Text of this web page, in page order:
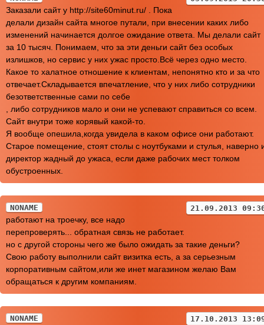
Заказали сайт у http://site60minut.ru/ . Пока
делали дизайн сайта многое путали, при внесении каких либо
изменений начинается долгое ожидание ответа. Мы делали сайт
за 10 тысяч. Понимаем, что за эти деньги сайт без особых
излишков, но сервис у них ужас просто.Всё через одно место.
Какое то халатное отношение к клиентам, непонятно кто и за что
отвечает.Складывается впечатление, что у них либо сотрудники
безответственные сами по себе
, либо сотрудников мало и они не успевают справиться со всем.
Сайт внутри тоже корявый какой-то.
Я вообще опешила,когда увидела в каком офисе они работают.
Старое помещение, стоят столы с ноутбуками и стулья, наверно
директор жадный до ужаса, если даже рабочих мест толком
обустроенных.
NONAME 21.09.2013
работают на троечку, все надо
перепроверять... обратная связь не работает.
но с другой стороны чего же было ожидать за такие деньги?
Свою работу выполнили сайт визитка есть, а за серьезным
корпоративным сайтом,или же инет магазином желаю Вам
обращаться к другим компаниям.
NONAME 17.10.2013